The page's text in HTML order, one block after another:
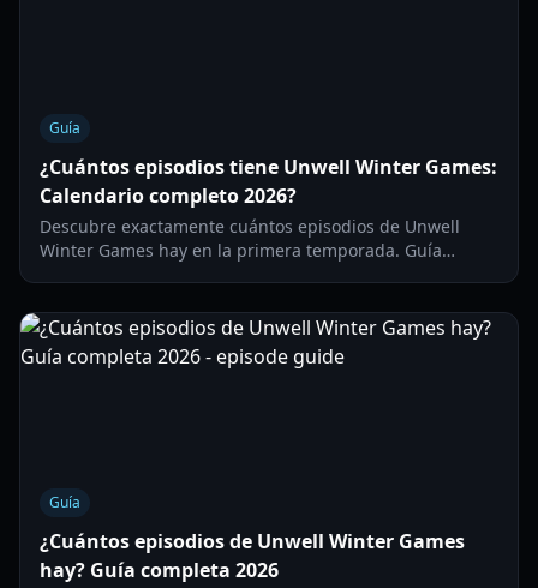
Guía
¿Cuántos episodios tiene Unwell Winter Games:
Calendario completo 2026?
Descubre exactamente cuántos episodios de Unwell
Winter Games hay en la primera temporada. Guía
Guía
¿Cuántos episodios de Unwell Winter Games
hay? Guía completa 2026